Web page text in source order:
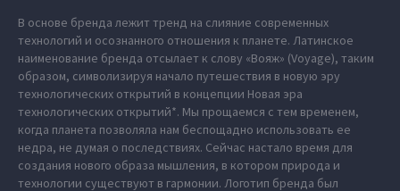
В основе бренда лежит тренд на слияние современных
технологий и осознанного отношения к планете. Латинское
наименование бренда отсылает к слову «Вояж» (Voyage), таким
образом, символизируя начало путешествия в новую эру
технологических открытий в концепции Новая эра
технологических открытий*. Мы прощаемся с тем временем,
когда планета позволяла нам беспощадно использовать ее
недра, не думая о последствиях. Сейчас настало время для
создания нового образа мышления, в котором природа и
технологии существуют в гармонии. Логотип бренда был